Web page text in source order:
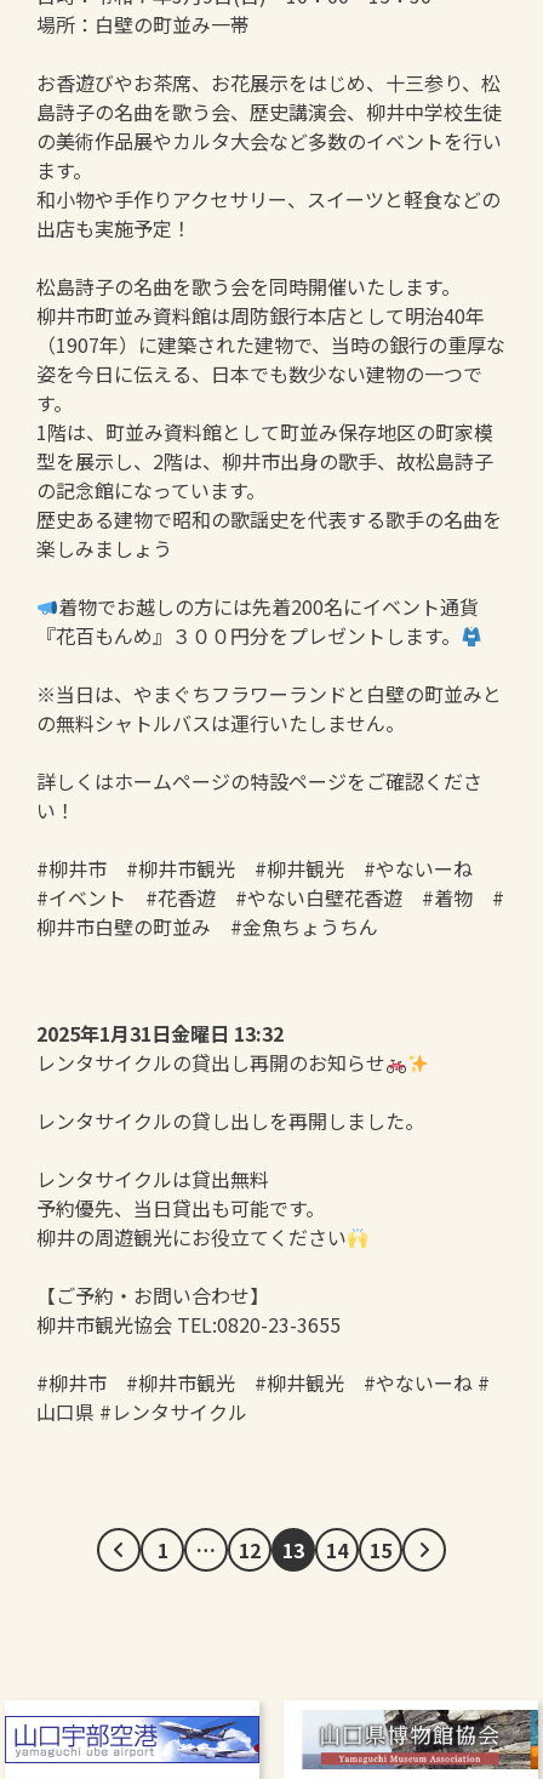
場所：白壁の町並み一帯
お香遊びやお茶席、お花展示をはじめ、十三参り、松
島詩子の名曲を歌う会、歴史講演会、柳井中学校生徒
の美術作品展やカルタ大会など多数のイベントを行い
ます。
和小物や手作りアクセサリー、スイーツと軽食などの
出店も実施予定！
松島詩子の名曲を歌う会を同時開催いたします。
柳井市町並み資料館は周防銀行本店として明治40年
（1907年）に建築された建物で、当時の銀行の重厚な
姿を今日に伝える、日本でも数少ない建物の一つで
す。
1階は、町並み資料館として町並み保存地区の町家模
型を展示し、2階は、柳井市出身の歌手、故松島詩子
の記念館になっています。
歴史ある建物で昭和の歌謡史を代表する歌手の名曲を
楽しみましょう
着物でお越しの方には先着200名にイベント通貨
『花百もんめ』３００円分をプレゼントします。
※当日は、やまぐちフラワーランドと白壁の町並みと
の無料シャトルバスは運行いたしません。
詳しくはホームページの特設ページをご確認くださ
い！
#柳井市 #柳井市観光 #柳井観光 #やないーね
#イベント #花香遊 #やない白壁花香遊 #着物 #
柳井市白壁の町並み #金魚ちょうちん
2025年1月31日金曜日 13:32
レンタサイクルの貸出し再開のお知らせ
レンタサイクルの貸し出しを再開しました。
レンタサイクルは貸出無料
予約優先、当日貸出も可能です。
柳井の周遊観光にお役立てください
【ご予約・お問い合わせ】
柳井市観光協会 TEL:0820-23-3655
#柳井市 #柳井市観光 #柳井観光 #やないーね #
山口県 #レンタサイクル
1 … 12 13 14 15